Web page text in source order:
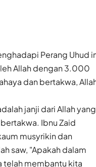
Perang Uhud
Allah dengan 3.000
dan bertakwa,
janji dari Allah yang
Ibnu Zaid
musyrikin dan
saw, "Apakah dalam
telah membantu kita